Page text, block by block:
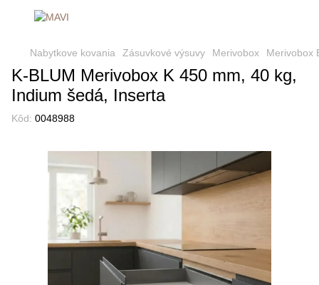
Nabytkove kovania Zásuvkové výsuvy Merivobox Merivobox
K-BLUM Merivobox K 450 mm, 40 kg,
Indium šedá, Inserta
Kôd: 0048988